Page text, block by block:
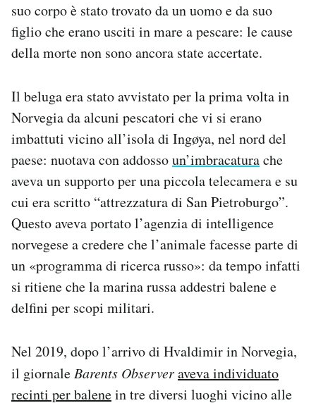
suo corpo è stato trovato da un uomo e da suo
figlio che erano usciti in mare a pescare: le cause
della morte non sono ancora state accertate.
Il beluga era stato avvistato per la prima volta in
Norvegia da alcuni pescatori che vi si erano
imbattuti vicino all’isola di Ingøya, nel nord del
paese: nuotava con addossoun’imbracaturache
aveva un supporto per una piccola telecamera e su
cui era scritto “attrezzatura di San Pietroburgo”.
Questo aveva portato l’agenzia di intelligence
norvegese a credere che l’animale facesse parte di
un «programma di ricerca russo»: da tempo infatti
si ritiene che la marina russa addestri balene e
delfini per scopi militari.
Nel 2019, dopo l’arrivo di Hvaldimir in Norvegia,
il giornaleBarents Observeraveva individuato
recinti per balenein tre diversi luoghi vicino alle